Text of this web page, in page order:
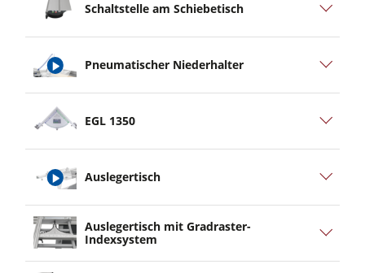
Schaltstelle am Schiebetisch
play
video
Pneumatischer Niederhalter
EGL 1350
play
video
Auslegertisch
Auslegertisch mit Gradraster-
Indexsystem